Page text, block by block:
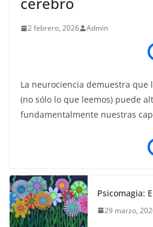
2 febrero, 2026 Admin
La neurociencia demuestra que
(no sólo lo que leemos) puede
fundamentalmente nuestras
Psicomagia:
29 marzo,